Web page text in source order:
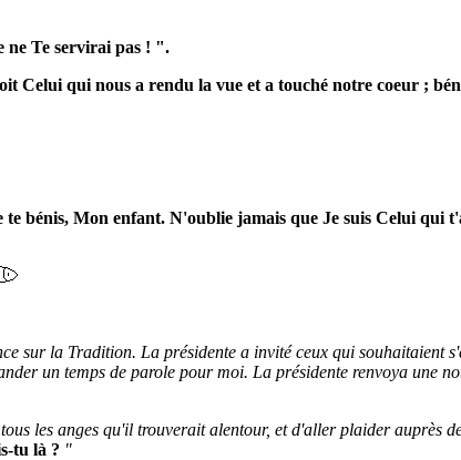
ne Te servirai pas ! ".
qui nous a rendu la vue et a touché notre coeur ;
bénis, Mon enfant. N'oublie jamais que Je suis Celui qui
sur la Tradition. La présidente a invité ceux qui souhaitaient
un temps de parole pour moi. La présidente renvoya une
les anges qu'il trouverait alentour, et d'aller plaider auprès
tu là ? "